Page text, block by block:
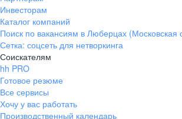
Инвесторам
Каталог компаний
Поиск по вакансиям в Люберцах (Московская
Сетка: соцсеть для нетворкинга
Соискателям
hh PRO
Готовое резюме
Все сервисы
Хочу у вас работать
Производственный календарь